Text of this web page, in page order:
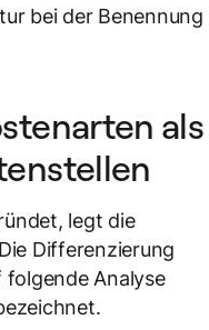
bei der Benennung
als
legt die
Differenzierung
Analyse